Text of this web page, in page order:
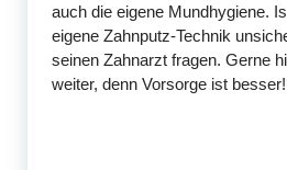
auch die eigene Mundhygiene.
eigene Zahnputz-Technik
seinen Zahnarzt fragen. Gerne
weiter, denn Vorsorge ist besser!